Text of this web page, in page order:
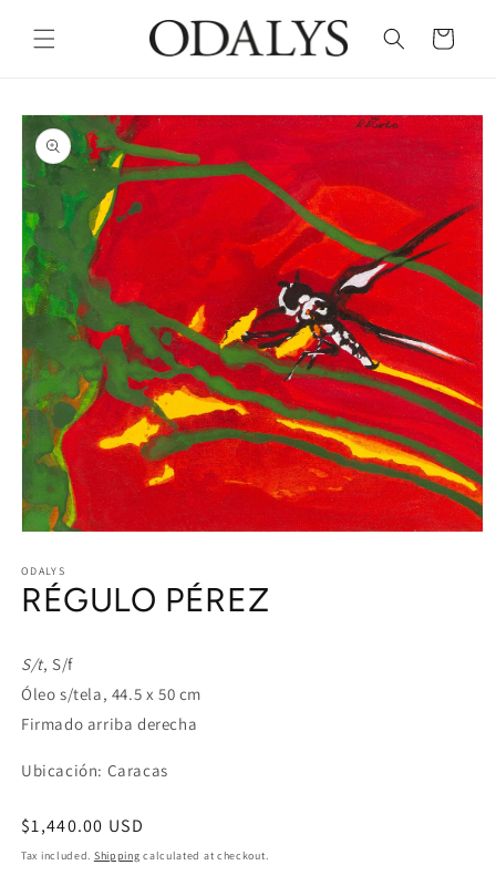
content
Cart
Skip to
product
information
1
in
modal
ODALYS
RÉGULO PÉREZ
S/t, S/f
Óleo s/tela, 44.5 x 50 cm
Firmado arriba derecha
Ubicación: Caracas
Regular
price
$1,440.00 USD
Tax included. Shipping calculated at checkout.